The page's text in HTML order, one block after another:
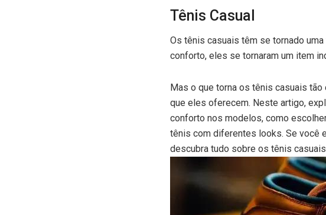
Tênis Casual
Os tênis casuais têm se tornado
conforto, eles se tornaram um item
Mas o que torna os tênis casuais
que eles oferecem. Neste artigo,
conforto nos modelos, como
tênis com diferentes looks. Se você
descubra tudo sobre os tênis